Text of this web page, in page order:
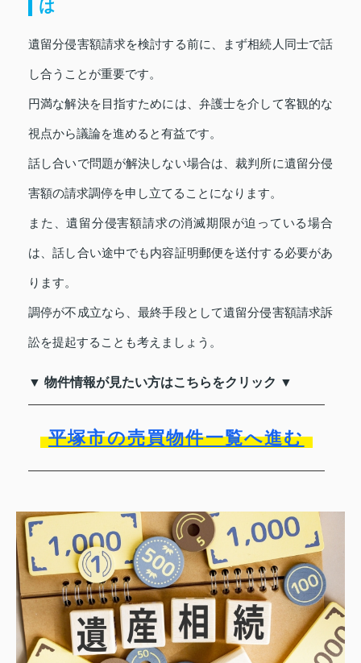
は
遺留分侵害額請求を検討する前に、まず相続人同士で話
し合うことが重要です。
円満な解決を目指すためには、弁護士を介して客観的な
視点から議論を進めると有益です。
話し合いで問題が解決しない場合は、裁判所に遺留分侵
害額の請求調停を申し立てることになります。
また、遺留分侵害額請求の消滅期限が迫っている場合
は、話し合い途中でも内容証明郵便を送付する必要があ
ります。
調停が不成立なら、最終手段として遺留分侵害額請求訴
訟を提起することも考えましょう。
▼ 物件情報が見たい方はこちらをクリック ▼
平塚市の売買物件一覧へ進む